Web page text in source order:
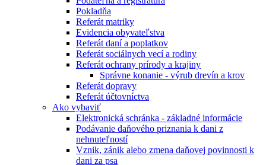
Pokladňa
Referát matriky
Evidencia obyvateľstva
Referát daní a poplatkov
Referát sociálnych vecí a rodiny
Referát ochrany prírody a krajiny
Správne konanie - výrub drevín a krov
Referát dopravy
Referát účtovníctva
Ako vybaviť
Elektronická schránka - základné informácie
Podávanie daňového priznania k dani z
nehnuteľností
Vznik, zánik alebo zmena daňovej povinnosti k
dani za psa